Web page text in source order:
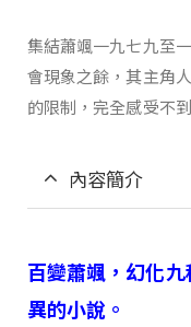
集結蕭颯一九七九至
會現象之餘，其主角
的限制，完全感受不
內容簡介
百變蕭颯，幻化
異的小說。